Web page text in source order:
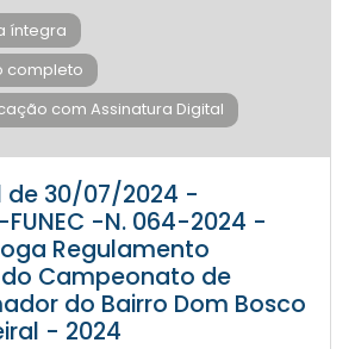
íntegra
completo
com Assinatura Digital
de 30/07/2024 -
-N. 064-2024 -
Regulamento
do Campeonato de
do Bairro Dom Bosco
- 2024